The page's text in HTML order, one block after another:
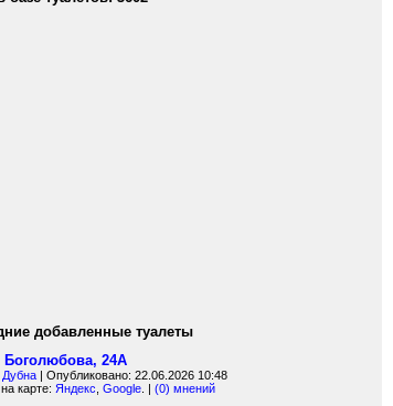
добавленные туалеты
Боголюбова, 24А
Дубна | Опубликовано: 22.06.2026 10:48
карте: Яндекс Google . | (0) мнений